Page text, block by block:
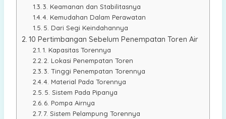
3. Keamanan dan Stabilitasnya
4. Kemudahan Dalam Perawatan
5. Dari Segi Keindahannya
10 Pertimbangan Sebelum Penempatan Toren Air
1. Kapasitas Torennya
2. Lokasi Penempatan Toren
3. Tinggi Penempatan Torennya
4. Material Pada Torennya
5. Sistem Pada Pipanya
6. Pompa Airnya
7. Sistem Pelampung Torennya